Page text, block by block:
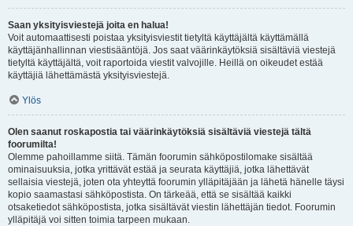
Saan yksityisviestejä joita en halua!
Voit automaattisesti poistaa yksityisviestit tietyltä käyttäjältä käyttämällä
käyttäjänhallinnan viestisääntöjä. Jos saat väärinkäytöksiä sisältäviä viestejä
tietyltä käyttäjältä, voit raportoida viestit valvojille. Heillä on oikeudet estää
käyttäjiä lähettämästä yksityisviestejä.
Ylös
Olen saanut roskapostia tai väärinkäytöksiä sisältäviä viestejä tältä
foorumilta!
Olemme pahoillamme siitä. Tämän foorumin sähköpostilomake sisältää
ominaisuuksia, jotka yrittävät estää ja seurata käyttäjiä, jotka lähettävät
sellaisia viestejä, joten ota yhteyttä foorumin ylläpitäjään ja lähetä hänelle täysi
kopio saamastasi sähköpostista. On tärkeää, että se sisältää kaikki
otsaketiedot sähköpostista, jotka sisältävät viestin lähettäjän tiedot. Foorumin
ylläpitäjä voi sitten toimia tarpeen mukaan.